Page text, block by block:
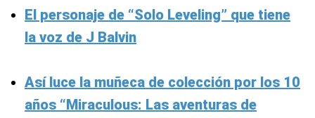
El personaje de “Solo Leveling” que tiene
la voz de J Balvin
Así luce la muñeca de colección por los 10
años “Miraculous: Las aventuras de